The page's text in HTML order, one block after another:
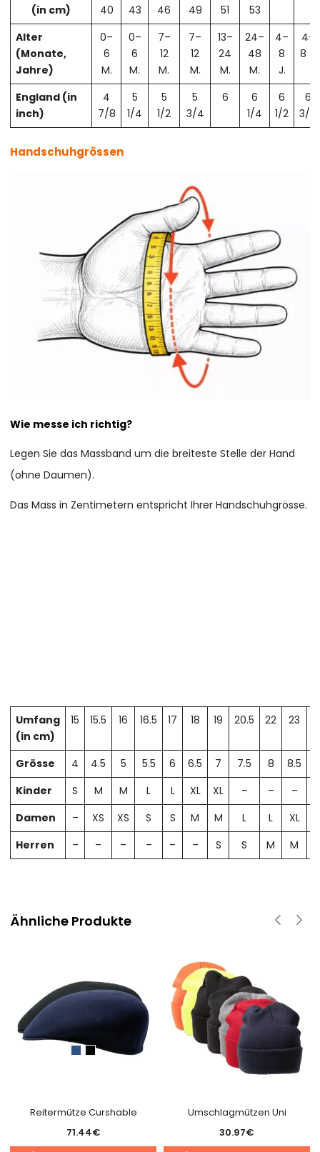
(in cm)
40
43
46
49
51
53
Alter
(Monate,
Jahre)
0–
6
M.
0–
6
M.
7–
12
M.
7–
12
M.
13–
24
M.
24–
48
M.
4–
8
J.
4–
8 J.
England (in
inch)
4
7/8
5
1/4
5
1/2
5
3/4
6
6
1/4
6
1/2
6
3/4
Handschuhgrössen
Wie messe ich richtig?
Legen Sie das Massband um die breiteste Stelle der Hand
(ohne Daumen).
Das Mass in Zentimetern entspricht Ihrer Handschuhgrösse.
Umfang
(in cm)
15 15.5 16 16.5 17 18 19 20.5 22 23
Grösse 4 4.5 5 5.5 6 6.5 7 7.5 8 8.5
Kinder
S M M L L XL XL – – –
Damen
– XS XS S S M M L L XL
Herren
– – – – – – S S M M
Ähnliche Produkte
Reitermütze Curshable
71.44€
Umschlagmützen Uni
30.97€